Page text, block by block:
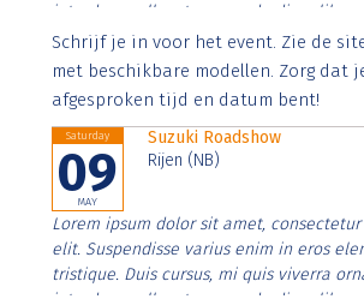
interdum nulla, ut commodo diam
Aenean faucibus nibh et justo cursus id
imperdiet. Nunc ut sem vitae risus
Schrijf je in voor het event. Zie de
met beschikbare modellen. Zorg dat
afgesproken tijd en datum bent!
Saturday
09
MAY
Suzuki Roadshow
Rijen (NB)
Lorem ipsum dolor sit amet,
elit. Suspendisse varius enim in eros
tristique. Duis cursus, mi quis viverra
interdum nulla, ut commodo diam